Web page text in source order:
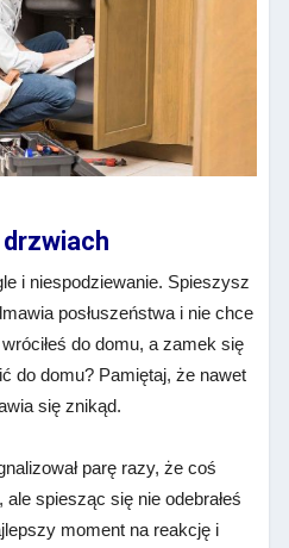
i niespodziewanie. Spieszysz
posłuszeństwa i nie chce
do domu, a zamek się
do domu? Pamiętaj, że nawet
się znikąd.
parę razy, że coś
spiesząc się nie odebrałeś
moment na reakcję i